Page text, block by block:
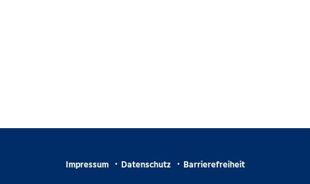
Impressum Datenschutz Barrierefreiheit